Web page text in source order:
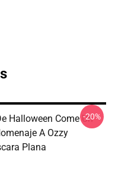
Halloween Come Un
A Ozzy
Plana
-20%